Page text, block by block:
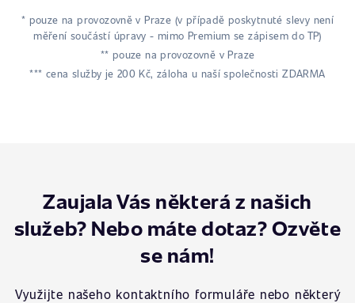
* pouze na provozovně v Praze (v případě poskytnuté slevy není
měření součástí úpravy - mimo Premium se zápisem do TP)
** pouze na provozovně v Praze
*** cena služby je 200 Kč, záloha u naší společnosti ZDARMA
Zaujala Vás některá z našich
služeb? Nebo máte dotaz? Ozvěte
se nám!
Využijte našeho kontaktního formuláře nebo některý